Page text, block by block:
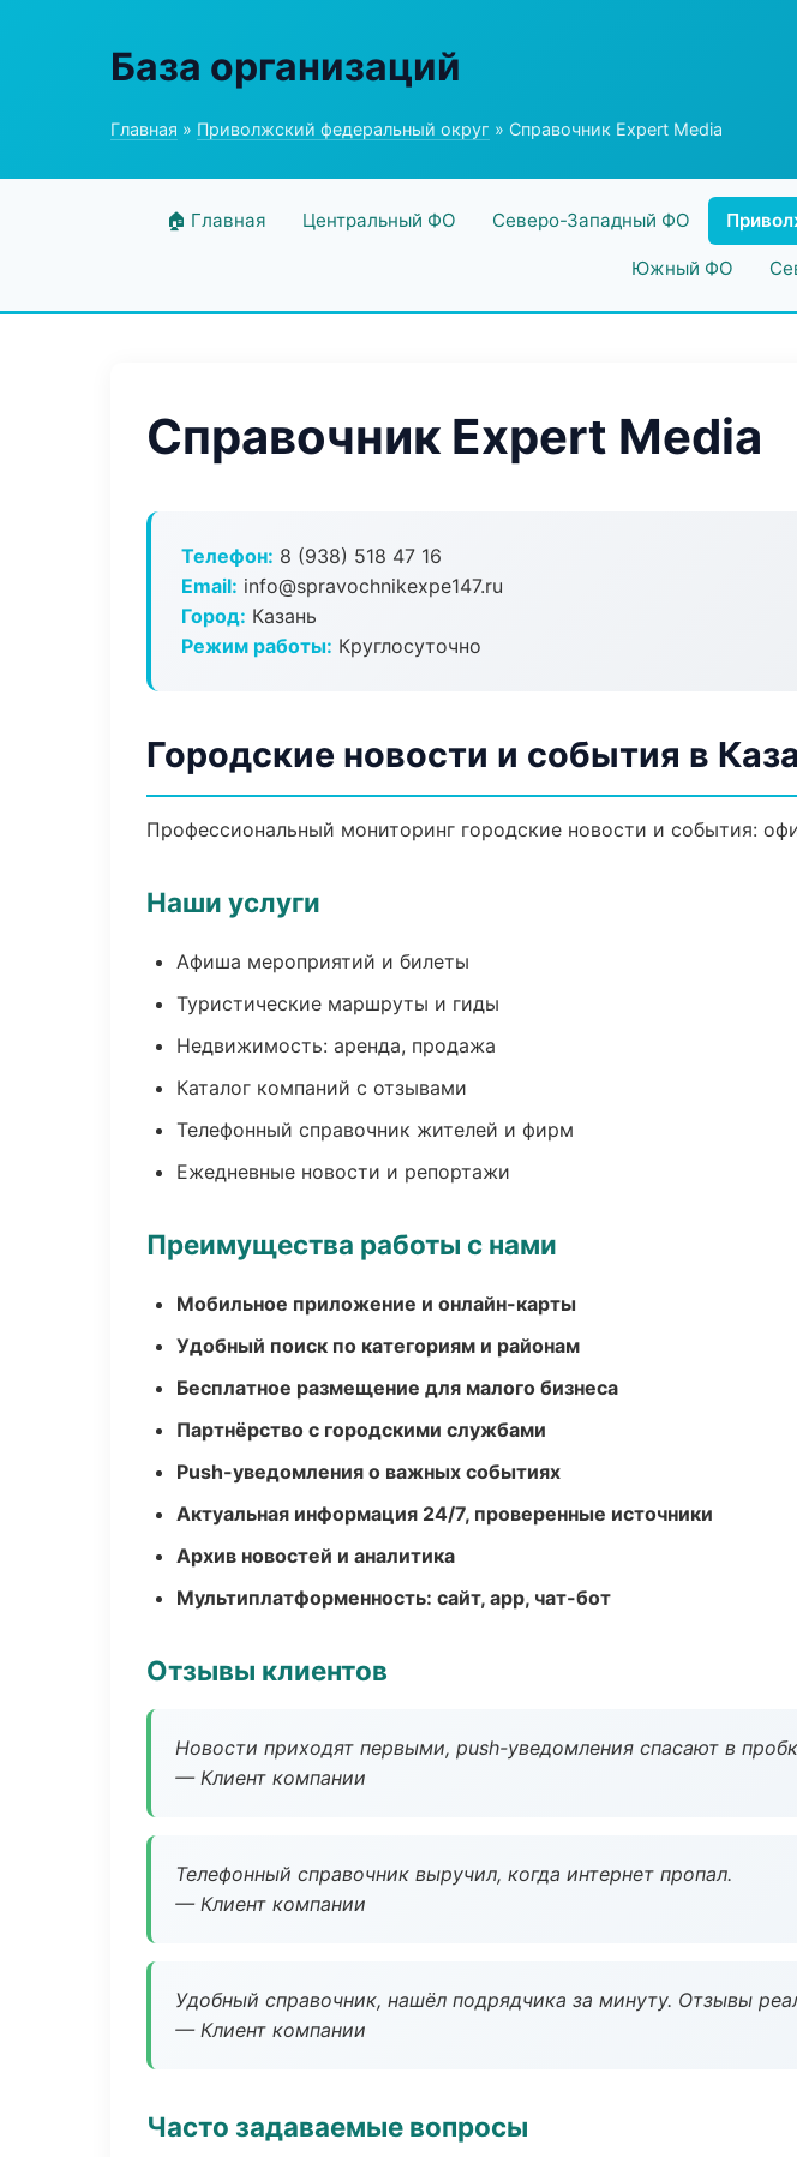
База организаций
Главная » Приволжский федеральный округ » Справочник Expert Media
🏠 Главная Центральный ФО Северо-Западный ФО
Южный ФО
Справочник Expert Media
Телефон: 8 (938) 518 47 16
Email: info@spravochnikexpe147.ru
Город: Казань
Режим работы: Круглосуточно
Городские новости и события в
Профессиональный мониторинг городские новости и события:
Наши услуги
Афиша мероприятий и билеты
Туристические маршруты и гиды
Недвижимость: аренда, продажа
Каталог компаний с отзывами
Телефонный справочник жителей и фирм
Ежедневные новости и репортажи
Преимущества работы с нами
Мобильное приложение и онлайн-карты
Удобный поиск по категориям и районам
Бесплатное размещение для малого бизнеса
Партнёрство с городскими службами
Push-уведомления о важных событиях
Актуальная информация 24/7, проверенные источники
Архив новостей и аналитика
Мультиплатформенность: сайт, app, чат-бот
Отзывы клиентов
Новости приходят первыми, push-уведомления спасают в
— Клиент компании
Телефонный справочник выручил, когда интернет пропал.
— Клиент компании
Удобный справочник, нашёл подрядчика за минуту. Отзывы
— Клиент компании
Часто задаваемые вопросы